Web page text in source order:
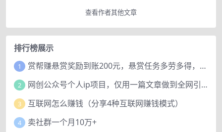
查看作者其他文章
排行榜展示
1 赏帮赚悬赏奖励到账200元，悬赏任务多劳多得，人人可做。
2 网创公众号个人ip项目，仅用一篇文章做到全网引流！
3 互联网怎么赚钱（分享4种互联网赚钱模式）
4 卖社群一个月10万+